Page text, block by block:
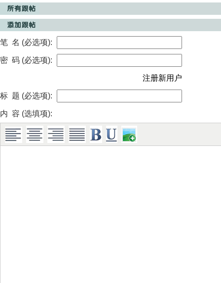
笔 名 (必选项):
密 码 (必选项):
注册新用户
标 题 (必选项):
内 容 (选填项):